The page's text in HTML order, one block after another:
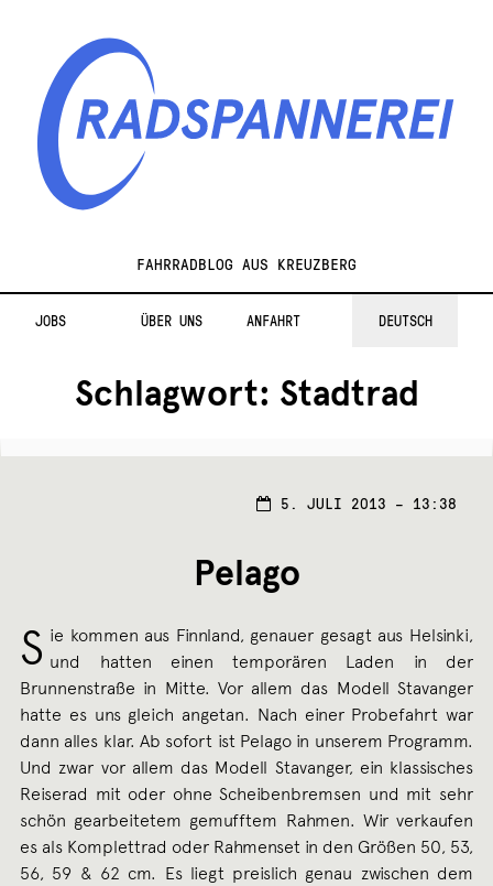
RadspannereiFAHRRADBLOG AUS KREUZBERG
JOBS ÜBER UNS ANFAHRT DEUTSCH
Schlagwort: Stadtrad
5. JULI 2013 – 13:38
Pelago
S ie kommen aus Finnland, genauer gesagt aus Helsinki,
und hatten einen temporären Laden in der
Brunnenstraße in Mitte. Vor allem das Modell Stavanger
hatte es uns gleich angetan. Nach einer Probefahrt war
dann alles klar. Ab sofort ist Pelago in unserem Programm.
Und zwar vor allem das Modell Stavanger, ein klassisches
Reiserad mit oder ohne Scheibenbremsen und mit sehr
schön gearbeitetem gemufftem Rahmen. Wir verkaufen
es als Komplettrad oder Rahmenset in den Größen 50, 53,
56, 59 & 62 cm. Es liegt preislich genau zwischen dem